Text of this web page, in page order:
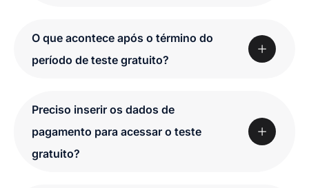
O que acontece após o término do
período de teste gratuito?
Preciso inserir os dados de
pagamento para acessar o teste
gratuito?